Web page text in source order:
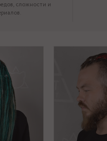
сложности и